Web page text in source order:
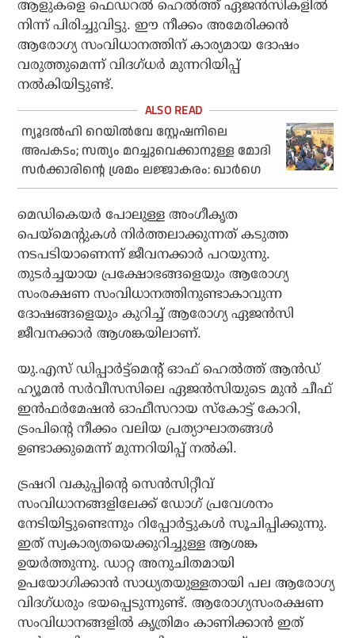
ആളുകളെ ഫെഡറൽ ഹെൽത്ത് ഏജൻസികളിൽ
നിന്ന് പിരിച്ചുവിട്ടു. ഈ നീക്കം അമേരിക്കൻ
ആരോഗ്യ സംവിധാനത്തിന് കാര്യമായ ദോഷം
വരുത്തുമെന്ന് വിദഗ്ധർ മുന്നറിയിപ്പ്
നൽകിയിട്ടുണ്ട്.
ന്യൂദല്‍ഹി റെയില്‍വേ സ്റ്റേഷനിലെ
അപകടം; സത്യം മറച്ചുവെക്കാനുള്ള മോദി
സര്‍ക്കാരിന്റെ ശ്രമം ലജ്ജാകരം: ഖാര്‍ഗെ
മെഡികെയർ പോലുള്ള അംഗീകൃത
പെയ്‌മെന്റുകൾ നിർത്തലാക്കുന്നത് കടുത്ത
നടപടിയാണെന്ന് ജീവനക്കാർ പറയുന്നു.
തുടർച്ചയായ പ്രക്ഷോഭങ്ങളെയും ആരോഗ്യ
സംരക്ഷണ സംവിധാനത്തിനുണ്ടാകാവുന്ന
ദോഷങ്ങളെയും കുറിച്ച് ആരോഗ്യ ഏജൻസി
ജീവനക്കാർ ആശങ്കയിലാണ്.
യു.എസ് ഡിപ്പാർട്ട്‌മെന്റ് ഓഫ് ഹെൽത്ത് ആൻഡ്
ഹ്യൂമൻ സർവീസസിലെ ഏജൻസിയുടെ മുൻ ചീഫ്
ഇൻഫർമേഷൻ ഓഫീസറായ സ്കോട്ട് കോറി,
ട്രംപിന്റെ നീക്കം വലിയ പ്രത്യാഘാതങ്ങൾ
ഉണ്ടാക്കുമെന്ന് മുന്നറിയിപ്പ് നൽകി.
ട്രഷറി വകുപ്പിന്റെ സെൻസിറ്റീവ്
സംവിധാനങ്ങളിലേക്ക് ഡോഗ് പ്രവേശനം
നേടിയിട്ടുണ്ടെന്നും റിപ്പോർട്ടുകൾ സൂചിപ്പിക്കുന്നു.
ഇത് സ്വകാര്യതയെക്കുറിച്ചുള്ള ആശങ്ക
ഉയർത്തുന്നു. ഡാറ്റ അനുചിതമായി
ഉപയോഗിക്കാൻ സാധ്യതയുള്ളതായി പല ആരോ​ഗ്യ
വി​ദ​ഗ്ധരും ഭയപ്പെടുന്നുണ്ട്. ആരോഗ്യസംരക്ഷണ
സംവിധാനങ്ങളിൽ കൃത്രിമം കാണിക്കാൻ ഇത്